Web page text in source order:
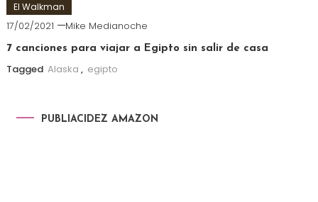
El Walkman
17/02/2021 Mike Medianoche
7 canciones para viajar a Egipto sin salir de casa
Tagged Alaska , egipto
PUBLIACIDEZ AMAZON